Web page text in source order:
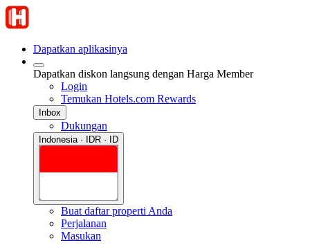
Dapatkan aplikasinya
Dapatkan diskon langsung dengan Harga Member
Login
Temukan Hotels.com Rewards
Inbox
Dukungan
Indonesia · IDR · ID
Buat daftar properti Anda
Perjalanan
Masukan